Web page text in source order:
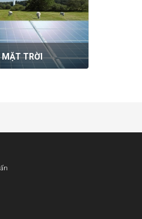
TRỜI